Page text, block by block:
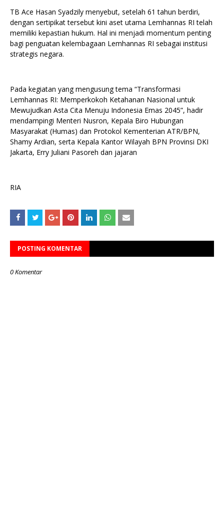
TB Ace Hasan Syadzily menyebut, setelah 61 tahun berdiri,
dengan sertipikat tersebut kini aset utama Lemhannas RI telah
memiliki kepastian hukum. Hal ini menjadi momentum penting
bagi penguatan kelembagaan Lemhannas RI sebagai institusi
strategis negara.
Pada kegiatan yang mengusung tema “Transformasi
Lemhannas RI: Memperkokoh Ketahanan Nasional untuk
Mewujudkan Asta Cita Menuju Indonesia Emas 2045”, hadir
mendampingi Menteri Nusron, Kepala Biro Hubungan
Masyarakat (Humas) dan Protokol Kementerian ATR/BPN,
Shamy Ardian, serta Kepala Kantor Wilayah BPN Provinsi DKI
Jakarta, Erry Juliani Pasoreh dan jajaran
RIA
POSTING KOMENTAR
0 Komentar